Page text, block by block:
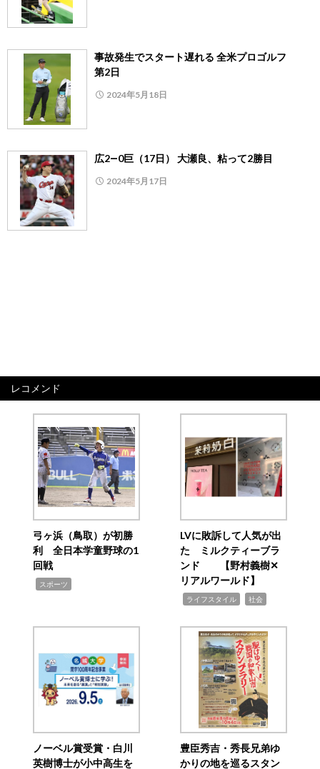
事故発生でスタート遅れる 全米プロゴルフ
第2日
2024年5月18日
広2―0巨（17日） 大瀬良、粘って2勝目
2024年5月17日
レコメンド
弓ヶ浜（鳥取）が初勝
利 全日本学童野球の1
回戦
スポーツ
LVに敗訴して人気が出
た ミルクティーブラ
ンド 【野村義樹✕
リアルワールド】
ライフスタイル 社会
ノーベル賞受賞・白川
英樹博士が小中高生を
豊臣秀吉・秀長兄弟ゆ
かりの地を巡るスタン